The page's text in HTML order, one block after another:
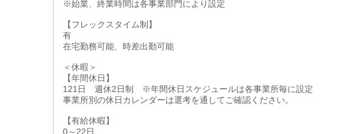
※始業、終業時間は各事業部門により設定
【フレックスタイム制】
有
在宅勤務可能、時差出勤可能
＜休暇＞
【年間休日】
121日 週休2日制 ※年間休日スケジュールは各事業所毎に設定
事業所別の休日カレンダーは選考を通してご確認ください。
【有給休暇】
0～22日